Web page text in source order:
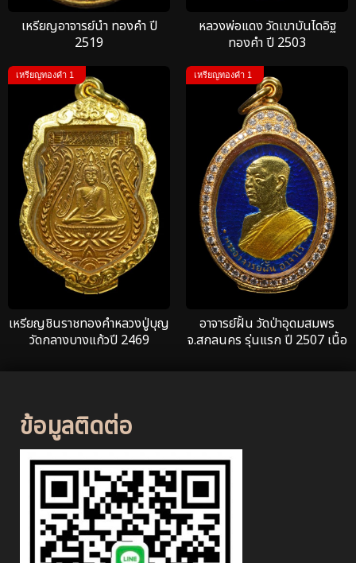
เหรียญอาจารย์นำ ทองคำ ปี
2519
หลวงพ่อแดง วัดเขาบันไดอิฐ
ทองคำ ปี 2503
เหรียญทองคำ 1
เหรียญชินราชทองคำหลวงปู่บุญ
วัดกลางบางแก้วปี 2469
เหรียญทองคำ 1
อาจารย์ฝั้น วัดป่าอุดมสมพร
จ.สกลนคร รุ่นแรก ปี 2507 เนื้อ
ข้อมูลติดต่อ